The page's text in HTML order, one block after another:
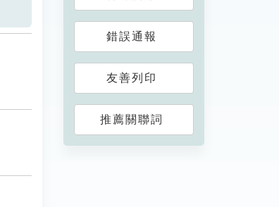
錯誤通報
友善列印
推薦關聯詞